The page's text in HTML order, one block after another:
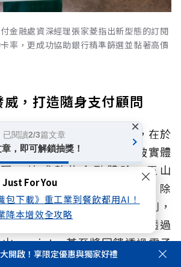
Just For You
包下載》重工業到餐飲都用AI！
降本增效全攻略
金融處資深經理張家菱指出新型態的訂閱
率，更成功協助銀行精準篩選並黏著高價
，打造隨身支付顧問
山Unicard的核心優勢之一，在於
」電子支付的結合，打破實體
一站式數位金融體驗。玉山
山銀行經營卡友的重要工具，除
APP自主管理額度、消費類別，
訊提升用卡安全外，更可以透過
山e point，甚至將回饋透過電子
國內外超過百萬的消費場景運用。
開啟！享限定優惠與獨家好禮
已閱讀2/3篇文章
，即可解鎖抽獎！
×